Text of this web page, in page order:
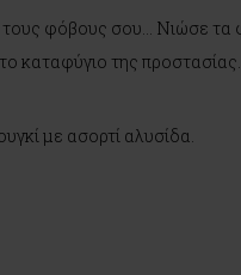
φόβους σου… Νιώσε
καταφύγιο της
με ασορτί αλυσίδα.